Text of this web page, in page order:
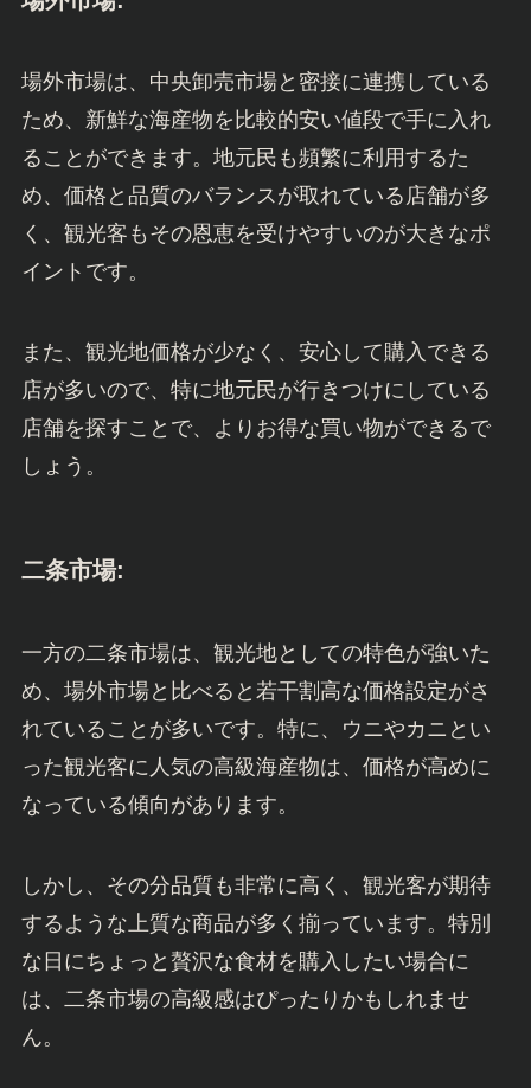
場外市場は、中央卸売市場と密接に連携している
ため、新鮮な海産物を比較的安い値段で手に入れ
ることができます。地元民も頻繁に利用するた
め、価格と品質のバランスが取れている店舗が多
く、観光客もその恩恵を受けやすいのが大きなポ
イントです。
また、観光地価格が少なく、安心して購入できる
店が多いので、特に地元民が行きつけにしている
店舗を探すことで、よりお得な買い物ができるで
しょう。
二条市場:
一方の二条市場は、観光地としての特色が強いた
め、場外市場と比べると若干割高な価格設定がさ
れていることが多いです。特に、ウニやカニとい
った観光客に人気の高級海産物は、価格が高めに
なっている傾向があります。
しかし、その分品質も非常に高く、観光客が期待
するような上質な商品が多く揃っています。特別
な日にちょっと贅沢な食材を購入したい場合に
は、二条市場の高級感はぴったりかもしれませ
ん。